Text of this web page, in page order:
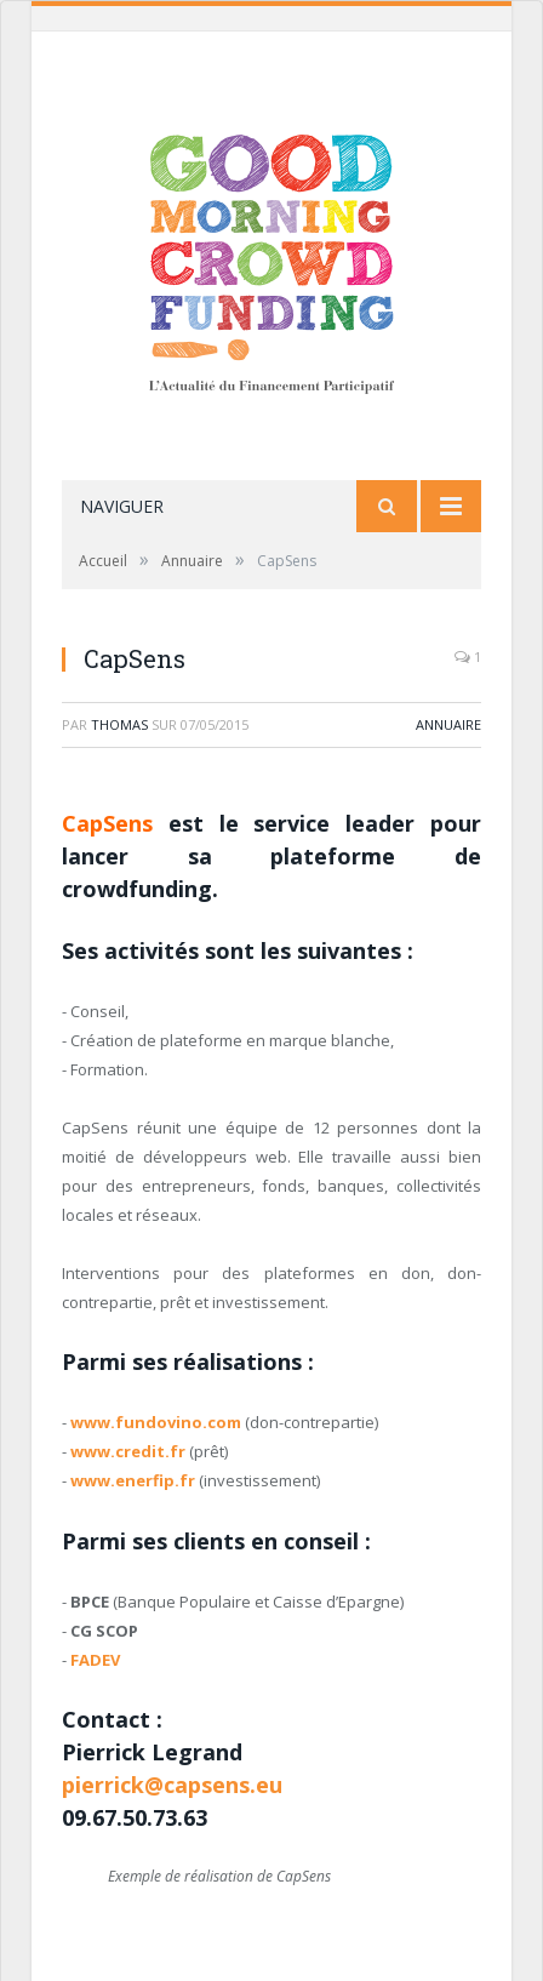
NAVIGUER
Accueil » Annuaire » CapSens
CapSens 1
PAR THOMAS SUR 07/05/2015 ANNUAIRE
CapSens est le service leader pour
lancer sa plateforme de
crowdfunding.
Ses activités sont les suivantes :
- Conseil,
- Création de plateforme en marque blanche,
- Formation.
CapSens réunit une équipe de 12 personnes dont la
moitié de développeurs web. Elle travaille aussi bien
pour des entrepreneurs, fonds, banques, collectivités
locales et réseaux.
Interventions pour des plateformes en don, don-
contrepartie, prêt et investissement.
Parmi ses réalisations :
-www.fundovino.com (don-contrepartie)
-www.credit.fr (prêt)
-www.enerfip.fr (investissement)
Parmi ses clients en conseil :
- BPCE (Banque Populaire et Caisse d’Epargne)
- CG SCOP
- FADEV
Contact :
Pierrick Legrand
pierrick@capsens.eu
09.67.50.73.63
Exemple de réalisation de CapSens